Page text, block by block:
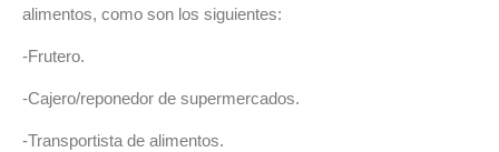
alimentos, como son los siguientes:
-Frutero.
-Cajero/reponedor de supermercados.
-Transportista de alimentos.